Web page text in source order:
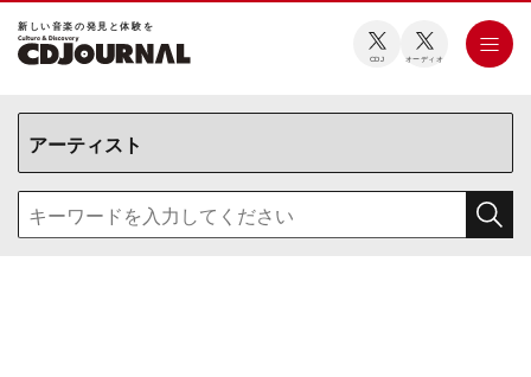
新しい⾳楽の発⾒と体験を
CDJ オーディオ